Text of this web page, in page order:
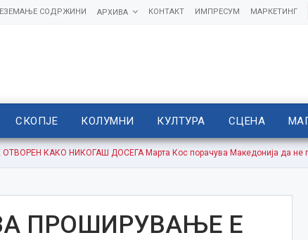
МАРКЕТИНГ
ИМПРЕСУМ
КОНТАКТ
АРХИВА
СОДРЖИНИ
СКОПЈЕ КОЛУМНИ КУЛТУРА СЦЕНА
КАКО НИКОГАШ ДОСЕГА Марта Кос порачува Македонија да не
ПРОШИРУВАЊЕ Е